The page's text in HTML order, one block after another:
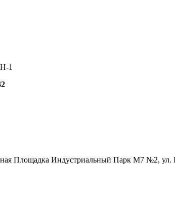
1
Площадка Индустриальный Парк М7 №2, ул.